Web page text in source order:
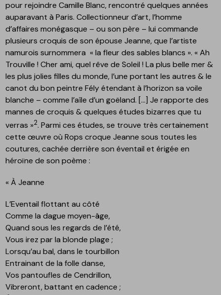
pour rejoindre Camille Blanc, rencontré quelques années
auparavant à Paris. Collectionneur d’art, l’homme
d’affaires monégasque – ou son père – lui commande
plusieurs croquis de son épouse Jeanne, que l’artiste
namurois surnommera « la fleur des sables blancs ». « Ah
Trouville ! Cher ami, quel rêve de Soleil ! La plus belle mer &
les plus jolies filles du monde, l’une portant les autres & le
canot du bon peintre Fély étendant à l’horizon sa voile
blanche – comme l’aîle d’un goëland. […] Je rapporte des
mannes de croquis & quelques études bizarres que tu
verras »2. Parmi ces études, se trouve très certainement
cette œuvre où Rops croque Jeanne sous toutes les
coutures, cachée derrière son éventail et érigée en
héroïne de son poème :
« À Jeanne
L’Eventail flottant au côté
Comme la dague moyen-âge,
Quand sous les regards de l’été,
Vous irez par la blonde plage ;
Lorsqu’au bal, dans le tourbillon
Entrainant de la folle danse,
Vos pantoufles de Cendrillon,
Vibreront, battant en cadence ;